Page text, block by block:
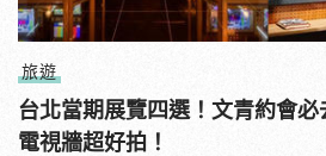
旅遊
台北當期展覽四選！文青約會
電視牆超好拍！